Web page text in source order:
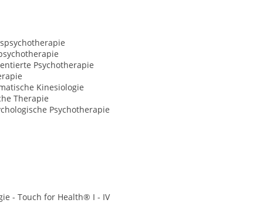
Psychotherapie
Kinesiologie
Therapie
Psychotherapie
- Touch for Health® I - IV